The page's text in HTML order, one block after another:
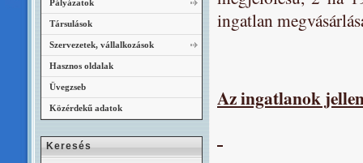
ingatlan
Az ingatlanok
Pályázatok
Társulások
Szervezetek, vállalkozások
Hasznos oldalak
Üvegzseb
Közérdekű adatok
Keresés